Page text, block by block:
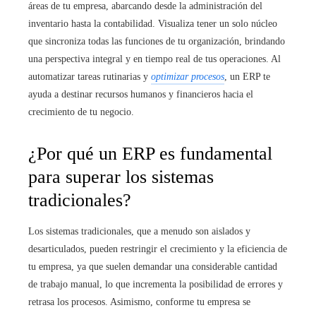
áreas de tu empresa, abarcando desde la administración del
inventario hasta la contabilidad. Visualiza tener un solo núcleo
que sincroniza todas las funciones de tu organización, brindando
una perspectiva integral y en tiempo real de tus operaciones. Al
automatizar tareas rutinarias y optimizar procesos, un ERP te
ayuda a destinar recursos humanos y financieros hacia el
crecimiento de tu negocio.
¿Por qué un ERP es fundamental
para superar los sistemas
tradicionales?
Los sistemas tradicionales, que a menudo son aislados y
desarticulados, pueden restringir el crecimiento y la eficiencia de
tu empresa, ya que suelen demandar una considerable cantidad
de trabajo manual, lo que incrementa la posibilidad de errores y
retrasa los procesos. Asimismo, conforme tu empresa se